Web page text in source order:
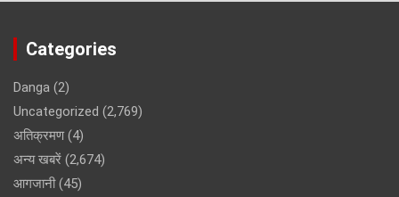
Categories
Danga (2)
Uncategorized (2,769)
अतिक्रमण(4)
अन्य खबरें (2,674)
आगजानी(45)